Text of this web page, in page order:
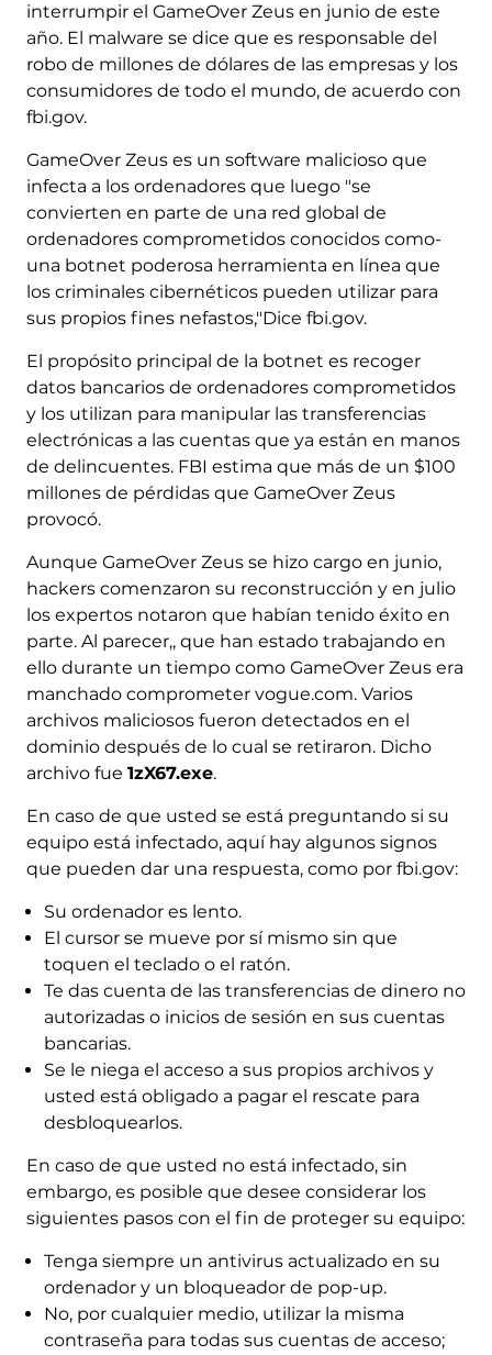
interrumpir el GameOver Zeus en junio de este
año. El malware se dice que es responsable del
robo de millones de dólares de las empresas y los
consumidores de todo el mundo, de acuerdo con
fbi.gov.
GameOver Zeus es un software malicioso que
infecta a los ordenadores que luego "se
convierten en parte de una red global de
ordenadores comprometidos conocidos como-
una botnet poderosa herramienta en línea que
los criminales cibernéticos pueden utilizar para
sus propios fines nefastos,"Dice fbi.gov.
El propósito principal de la botnet es recoger
datos bancarios de ordenadores comprometidos
y los utilizan para manipular las transferencias
electrónicas a las cuentas que ya están en manos
de delincuentes. FBI estima que más de un $100
millones de pérdidas que GameOver Zeus
provocó.
Aunque GameOver Zeus se hizo cargo en junio,
hackers comenzaron su reconstrucción y en julio
los expertos notaron que habían tenido éxito en
parte. Al parecer,, que han estado trabajando en
ello durante un tiempo como GameOver Zeus era
manchado comprometer vogue.com. Varios
archivos maliciosos fueron detectados en el
dominio después de lo cual se retiraron. Dicho
archivo fue 1zX67.exe.
En caso de que usted se está preguntando si su
equipo está infectado, aquí hay algunos signos
que pueden dar una respuesta, como por fbi.gov:
Su ordenador es lento.
El cursor se mueve por sí mismo sin que
toquen el teclado o el ratón.
Te das cuenta de las transferencias de dinero no
autorizadas o inicios de sesión en sus cuentas
bancarias.
Se le niega el acceso a sus propios archivos y
usted está obligado a pagar el rescate para
desbloquearlos.
En caso de que usted no está infectado, sin
embargo, es posible que desee considerar los
siguientes pasos con el fin de proteger su equipo:
Tenga siempre un antivirus actualizado en su
ordenador y un bloqueador de pop-up.
No, por cualquier medio, utilizar la misma
contraseña para todas sus cuentas de acceso;